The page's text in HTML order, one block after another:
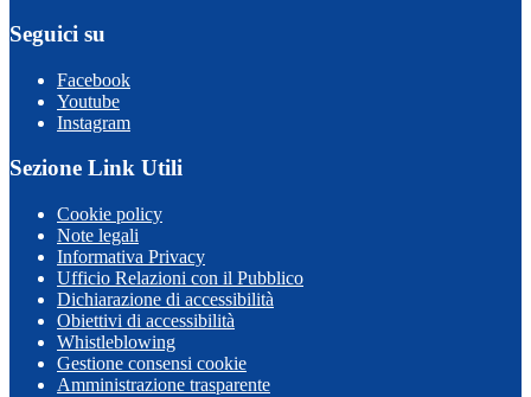
Seguici su
Facebook
Youtube
Instagram
Sezione Link Utili
Cookie policy
Note legali
Informativa Privacy
Ufficio Relazioni con il Pubblico
Dichiarazione di accessibilità
Obiettivi di accessibilità
Whistleblowing
Gestione consensi cookie
Amministrazione trasparente